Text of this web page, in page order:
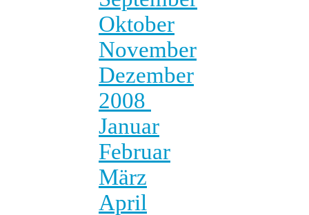
Oktober
November
Dezember
2008
Januar
Februar
März
April